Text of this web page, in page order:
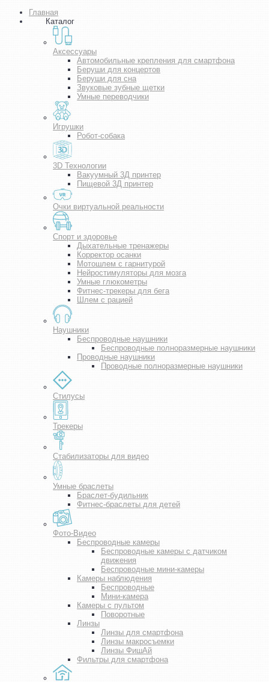
Главная
Каталог
Аксессуары
Автомобильные крепления для смартфона
Беруши для концертов
Беруши для сна
Звуковые зубные щетки
Умные переводчики
Игрушки
Робот-собака
3D Технологии
Вакуумный 3Д принтер
Пищевой 3Д принтер
Очки виртуальной реальности
Спорт и здоровье
Дыхательные тренажеры
Корректор осанки
Мотошлем с гарнитурой
Нейростимуляторы для мозга
Умные глюкометры
Фитнес-трекеры для бега
Шлем с рацией
Наушники
Беспроводные наушники
Беспроводные полноразмерные наушники
Проводные наушники
Проводные полноразмерные наушники
Стилусы
Трекеры
Стабилизаторы для видео
Умные браслеты
Браслет-будильник
Фитнес-браслеты для детей
Фото-Видео
Беспроводные камеры
Беспроводные камеры с датчиком
движения
Беспроводные мини-камеры
Камеры наблюдения
Беспроводные
Мини-камера
Камеры с пультом
Поворотные
Линзы
Линзы для смартфона
Линзы макросъемки
Линзы ФишАй
Фильтры для смартфона